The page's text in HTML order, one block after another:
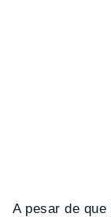
A pesar de